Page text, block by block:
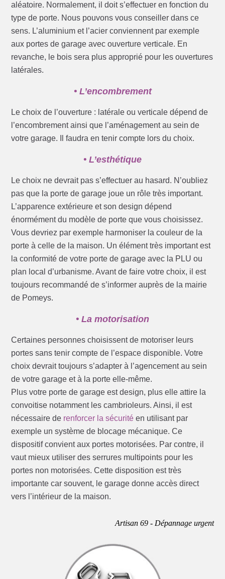
aléatoire. Normalement, il doit s’effectuer en fonction du
type de porte. Nous pouvons vous conseiller dans ce
sens. L’aluminium et l’acier conviennent par exemple
aux portes de garage avec ouverture verticale. En
revanche, le bois sera plus approprié pour les ouvertures
latérales.
• L’encombrement
Le choix de l’ouverture : latérale ou verticale dépend de
l’encombrement ainsi que l’aménagement au sein de
votre garage. Il faudra en tenir compte lors du choix.
• L’esthétique
Le choix ne devrait pas s’effectuer au hasard. N’oubliez
pas que la porte de garage joue un rôle très important.
L’apparence extérieure et son design dépend
énormément du modèle de porte que vous choisissez.
Vous devriez par exemple harmoniser la couleur de la
porte à celle de la maison. Un élément très important est
la conformité de votre porte de garage avec la PLU ou
plan local d’urbanisme. Avant de faire votre choix, il est
toujours recommandé de s’informer auprès de la mairie
de Pomeys.
• La motorisation
Certaines personnes choisissent de motoriser leurs
portes sans tenir compte de l’espace disponible. Votre
choix devrait toujours s’adapter à l’agencement au sein
de votre garage et à la porte elle-même.
Plus votre porte de garage est design, plus elle attire la
convoitise notamment les cambrioleurs. Ainsi, il est
nécessaire de renforcer la sécurité en utilisant par
exemple un système de blocage mécanique. Ce
dispositif convient aux portes motorisées. Par contre, il
vaut mieux utiliser des serrures multipoints pour les
portes non motorisées. Cette disposition est très
importante car souvent, le garage donne accès direct
vers l’intérieur de la maison.
Artisan 69 - Dépannage urgent